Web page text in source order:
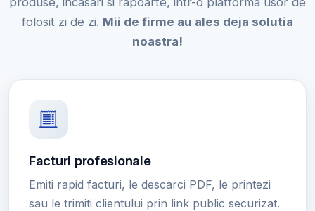
folosit zi de zi. Mii de firme au ales deja solutia
noastra!
Facturi profesionale
Emiti rapid facturi, le descarci PDF, le printezi
sau le trimiti clientului prin link public securizat.